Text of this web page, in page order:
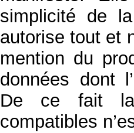
simplicité de
autorise tout et
mention du
données dont
De ce fait
compatibles